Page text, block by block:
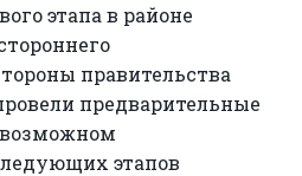
этапа в районе
правительства
предварительные
возможном
этапов